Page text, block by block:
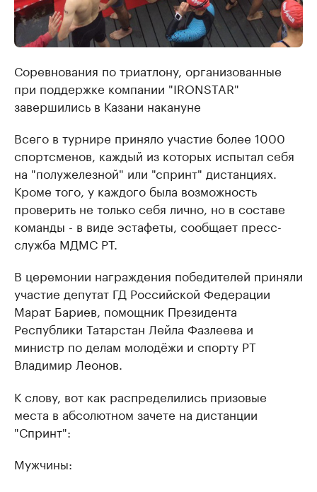
Соревнования по триатлону, организованные
при поддержке компании "IRONSTAR"
завершились в Казани накануне
Всего в турнире приняло участие более 1000
спортсменов, каждый из которых испытал себя
на "полужелезной" или "спринт" дистанциях.
Кроме того, у каждого была возможность
проверить не только себя лично, но в составе
команды - в виде эстафеты, сообщает пресс-
служба МДМС РТ.
В церемонии награждения победителей приняли
участие депутат ГД Российской Федерации
Марат Бариев, помощник Президента
Республики Татарстан Лейла Фазлеева и
министр по делам молодёжи и спорту РТ
Владимир Леонов.
К слову, вот как распределились призовые
места в абсолютном зачете на дистанции
"Спринт":
Мужчины: